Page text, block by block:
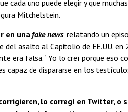
cada uno puede elegir y que
Mitchelstein.
en una fake news, relatando un
del asalto al Capitolio de EE.UU.
era falsa. “Yo lo creí porque eso
capaz de dispararse en los
lo corregí en Twitter, o